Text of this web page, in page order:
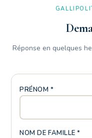
Réponse en quelques
PRÉNOM *
NOM DE FAMILLE *